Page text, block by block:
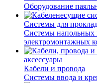
Оборудование
Системы для
Системы напольных
электромонтажных
аксессуары
Кабели и провода
Системы ввода и